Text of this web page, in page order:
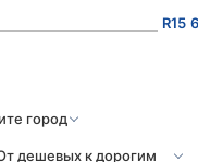
R15